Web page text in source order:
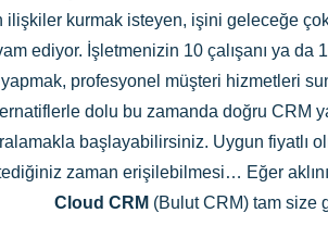
kurmak isteyen, işini geleceğe
ediyor. İşletmenizin 10 çalışanı ya da
profesyonel müşteri hizmetleri
dolu bu zamanda doğru CRM
başlayabilirsiniz. Uygun fiyatlı
zaman erişilebilmesi… Eğer
Cloud CRM (Bulut CRM) tam size